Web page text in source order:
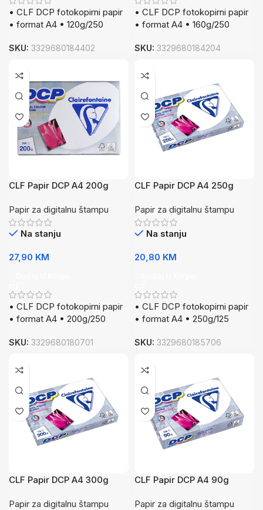
• CLF DCP fotokopirni papir
• format A4 • 120g/250
SKU: 3329680184402
• CLF DCP fotokopirni papir
• format A4 • 160g/250
SKU: 3329680184204
CLF Papir DCP A4 200g
Papir za digitalnu štampu
Na stanju
27,90 KM
• CLF DCP fotokopirni papir
• format A4 • 200g/250
SKU: 3329680180701
CLF Papir DCP A4 250g
Papir za digitalnu štampu
Na stanju
20,80 KM
• CLF DCP fotokopirni papir
• format A4 • 250g/125
SKU: 3329680185706
CLF Papir DCP A4 300g
Papir za digitalnu štampu
CLF Papir DCP A4 90g
Papir za digitalnu štampu